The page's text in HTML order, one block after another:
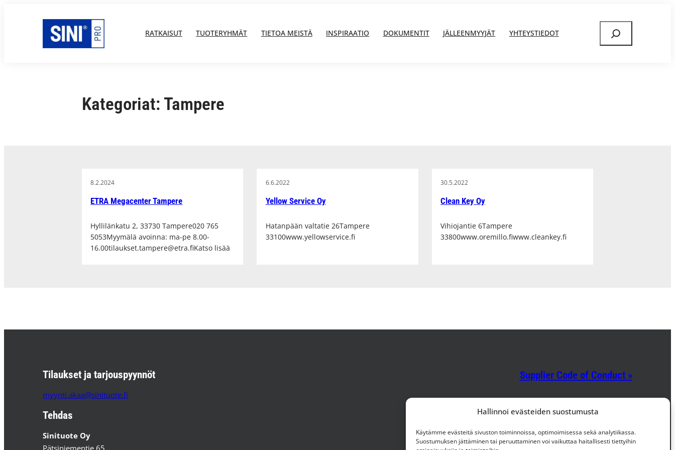
Hallinnoi evästeiden suostumusta
Käytämme evästeitä sivuston toiminnoissa, optimoimisessa sekä analytiikassa.
Suostumuksen jättäminen tai peruuttaminen voi vaikuttaa haitallisesti tiettyihin
RATKAISUT TUOTERYHMÄT TIETOA MEISTÄ INSPIRAATIO DOKUMENTIT JÄLLEENMYYJÄT YHTEYSTIEDOT
Kategoriat: Tampere
8.2.2024
ETRA Megacenter Tampere
Hyllilänkatu 2, 33730 Tampere020 765
5053Myymälä avoinna: ma-pe 8.00-
16.00tilaukset.tampere@etra.fiKatso lisää
6.6.2022
Yellow Service Oy
Hatanpään valtatie 26Tampere
33100www.yellowservice.fi
30.5.2022
Clean Key Oy
Vihiojantie 6Tampere
33800www.oremillo.fiwww.cleankey.fi
Tilaukset ja tarjouspyynnöt
myynti.akaa@sinituote.fi
Tehdas
Sinituote Oy
Pätsiniementie 65
Supplier Code of Conduct »
Facebook Instagram